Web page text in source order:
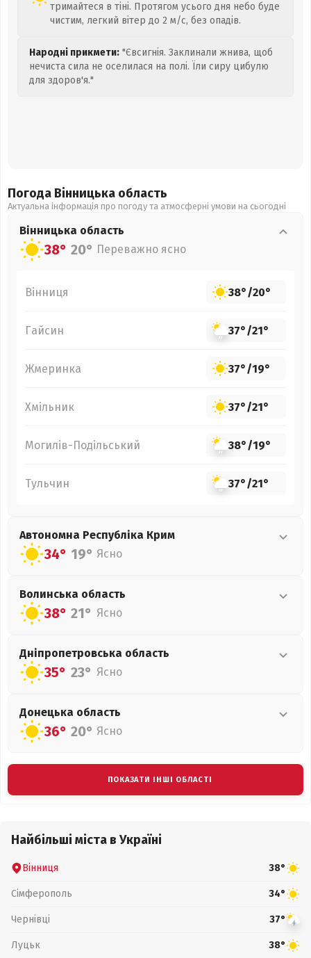
тримайтеся в тіні. Протягом усього дня небо буде
чистим, легкий вітер до 2 м/с, без опадів.
Народні прикмети: "Євсигнія. Заклинали жнива, щоб
нечиста сила не оселилася на полі. Їли сиру цибулю
для здоров'я."
Погода Вінницька область
Актуальна інформація про погоду та атмосферні умови на сьогодні
Вінницька область
38° 20° Переважно ясно
Вінниця 38°/20°
Гайсин 37°/21°
Жмеринка 37°/19°
Хмільник 37°/21°
Могилів-Подільський 38°/19°
Тульчин 37°/21°
Автономна Республіка Крим
34° 19° Ясно
Волинська область
38° 21° Ясно
Дніпропетровська область
35° 23° Ясно
Донецька область
36° 20° Ясно
ПОКАЗАТИ ІНШІ ОБЛАСТІ
Найбільші міста в Україні
Вінниця 38°
Сімферополь 34°
Чернівці 37°
Луцьк 38°